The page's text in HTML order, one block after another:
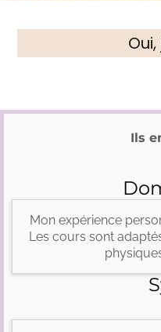
Ils
Mon expérience
Les cours sont